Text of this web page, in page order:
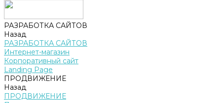
РАЗРАБОТКА САЙТОВ
Назад
РАЗРАБОТКА САЙТОВ
Интернет-магазин
Корпоративный сайт
Landing Page
ПРОДВИЖЕНИЕ
Назад
ПРОДВИЖЕНИЕ